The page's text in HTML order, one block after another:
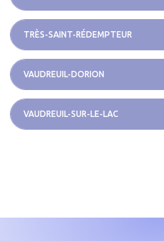
TRÈS-SAINT-RÉDEMPTEUR
VAUDREUIL-DORION
VAUDREUIL-SUR-LE-LAC